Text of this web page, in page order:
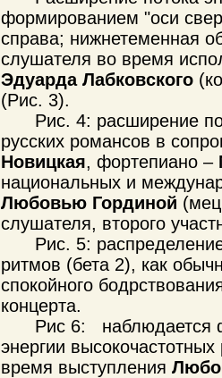
формированием "оси
справа; нижнетеменная
слушателя во время
Эдуарда Лабковского
(Pиc. 3).
Pиc. 4: расширение
русских романсов в
Новицкая, фортепиано –
национальных и
Любовью Гординой
слушателя, второго
Pиc. 5:
ритмов (бета 2), как
спокойного
концерта.
Pиc 6: наблюдается
энергии
время выступления